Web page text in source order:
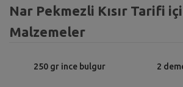
Nar Pekmezli Kısır Tarifi
Malzemeler
250 gr ince bulgur 2